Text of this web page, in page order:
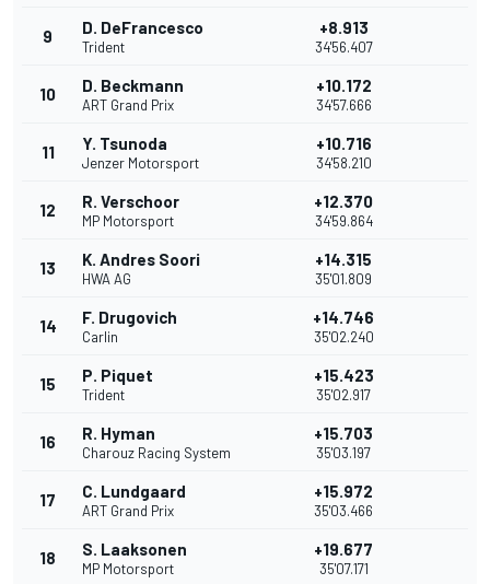
9 D. DeFrancesco
Trident
+8.913
34'56.407
10 D. Beckmann
ART Grand Prix
+10.172
34'57.666
11 Y. Tsunoda
Jenzer Motorsport
+10.716
34'58.210
12 R. Verschoor
MP Motorsport
+12.370
34'59.864
13 K. Andres Soori
HWA AG
+14.315
35'01.809
14 F. Drugovich
Carlin
+14.746
35'02.240
15 P. Piquet
Trident
+15.423
35'02.917
16 R. Hyman
Charouz Racing System
+15.703
35'03.197
17 C. Lundgaard
ART Grand Prix
+15.972
35'03.466
18 S. Laaksonen
MP Motorsport
+19.677
35'07.171